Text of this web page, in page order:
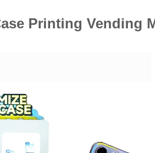
Printing Vending